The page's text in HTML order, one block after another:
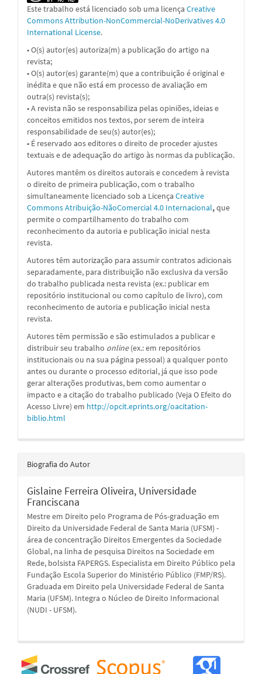
Este trabalho está licenciado sob uma licença Creative
Commons Attribution-NonCommercial-NoDerivatives 4.0
International License.
• O(s) autor(es) autoriza(m) a publicação do artigo na
revista;
• O(s) autor(es) garante(m) que a contribuição é original e
inédita e que não está em processo de avaliação em
outra(s) revista(s);
• A revista não se responsabiliza pelas opiniões, ideias e
conceitos emitidos nos textos, por serem de inteira
responsabilidade de seu(s) autor(es);
• É reservado aos editores o direito de proceder ajustes
textuais e de adequação do artigo às normas da publicação.
Autores mantêm os direitos autorais e concedem à revista
o direito de primeira publicação, com o trabalho
simultaneamente licenciado sob a Licença Creative
Commons Atribuição-NãoComercial 4.0 Internacional,que
permite o compartilhamento do trabalho com
reconhecimento da autoria e publicação inicial nesta
revista.
Autores têm autorização para assumir contratos adicionais
separadamente, para distribuição não exclusiva da versão
do trabalho publicada nesta revista (ex.: publicar em
repositório institucional ou como capítulo de livro), com
reconhecimento de autoria e publicação inicial nesta
revista.
Autores têm permissão e são estimulados a publicar e
distribuir seu trabalho online(ex.: em repositórios
institucionais ou na sua página pessoal) a qualquer ponto
antes ou durante o processo editorial, já que isso pode
gerar alterações produtivas, bem como aumentar o
impacto e a citação do trabalho publicado (Veja O Efeito do
Acesso Livre) em http://opcit.eprints.org/oacitation-
biblio.html
Biografia do Autor
Gislaine Ferreira Oliveira, Universidade
Franciscana
Mestre em Direito pelo Programa de Pós-graduação em
Direito da Universidade Federal de Santa Maria (UFSM) -
área de concentração Direitos Emergentes da Sociedade
Global, na linha de pesquisa Direitos na Sociedade em
Rede, bolsista FAPERGS. Especialista em Direito Público pela
Fundação Escola Superior do Ministério Público (FMP/RS).
Graduada em Direito pela Universidade Federal de Santa
Maria (UFSM). Integra o Núcleo de Direito Informacional
(NUDI - UFSM).